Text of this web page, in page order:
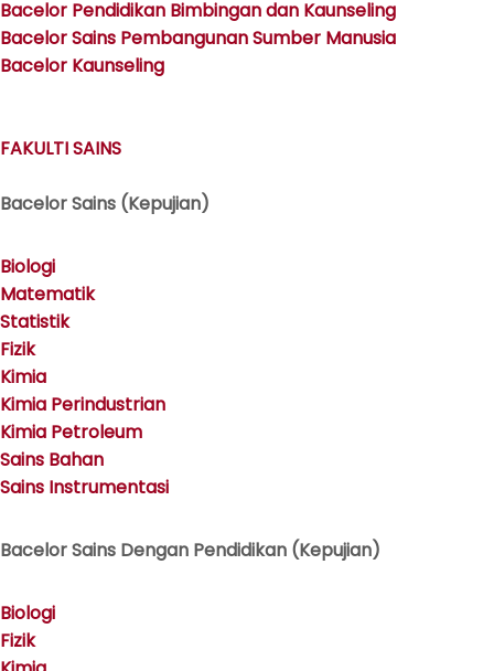
Bacelor Pendidikan Bimbingan dan Kaunseling
Bacelor Sains Pembangunan Sumber Manusia
Bacelor Kaunseling
FAKULTI SAINS
Bacelor Sains (Kepujian)
Biologi
Matematik
Statistik
Fizik
Kimia
Kimia Perindustrian
Kimia Petroleum
Sains Bahan
Sains Instrumentasi
Bacelor Sains Dengan Pendidikan (Kepujian)
Biologi
Fizik